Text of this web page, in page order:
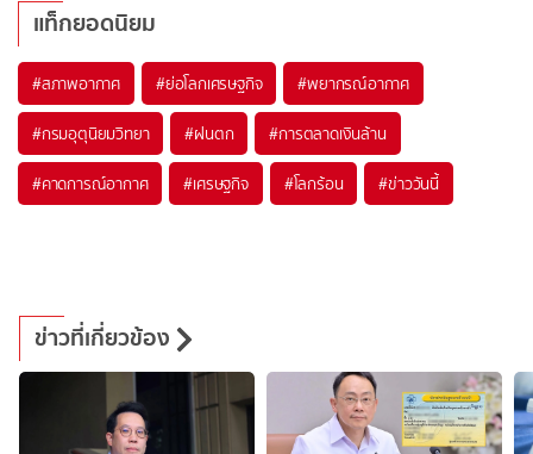
แท็กยอดนิยม
#สภาพอากาศ #ย่อโลกเศรษฐกิจ #พยากรณ์อากาศ
#กรมอุตุนิยมวิทยา #ฝนตก #การตลาดเงินล้าน
#คาดการณ์อากาศ #เศรษฐกิจ #โลกร้อน #ข่าววันนี้
ข่าวที่เกี่ยวข้อง